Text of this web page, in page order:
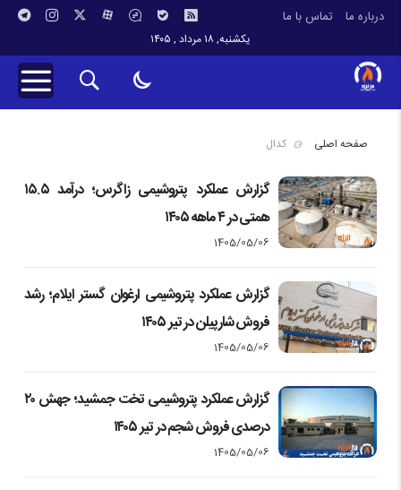
درباره ما تماس با ما
یکشنبه, ۱۸ مرداد , ۱۴۰۵
صفحه اصلی کدال
گزارش عملکرد پتروشیمی زاگرس؛ درآمد ۱۵.۵
همتی در ۴ ماهه ۱۴۰۵
1405/05/06
گزارش عملکرد پتروشیمی ارغوان گستر ایلام؛ رشد
فروش شارپیلن در تیر ۱۴۰۵
1405/05/06
گزارش عملکرد پتروشیمی تخت جمشید؛ جهش ۲۰
درصدی فروش شجم در تیر ۱۴۰۵
1405/05/06